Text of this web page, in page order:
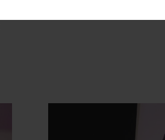
Europea. Es podrà